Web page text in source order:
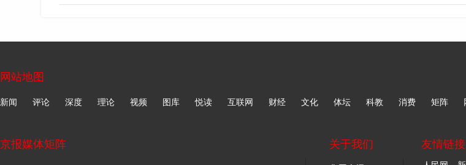
网站地图
新闻 评论 深度 理论 视频 图库 悦读 互联网 财经 文化 体坛 科教 消费 矩阵
京报媒体矩阵 关于我们 友情链接